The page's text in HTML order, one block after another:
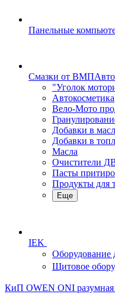
Панельные
Смазки от ВМПАвто
"Уголок
Автокосметика
Вело-Мото
Добавки в
Добавки в
Масла
Очистители
Пасты
Продукты для
Еще
IEK
Оборудование
Щитовое
КиП OWEN ONI